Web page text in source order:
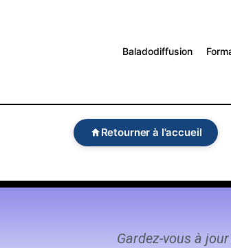
Baladodiffusion
Retourner à l'accueil
Gardez-vous à